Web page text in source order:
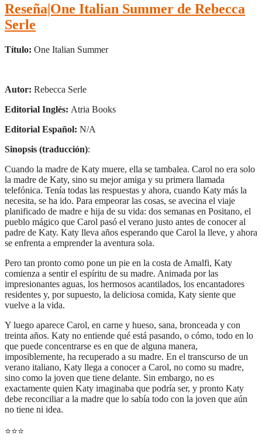
Reseña|One Italian Summer de Rebecca
Serle
Título: One Italian Summer
Autor: Rebecca Serle
Editorial Inglés: Atria Books
Editorial Español: N/A
Sinopsis (traducción):
Cuando la madre de Katy muere, ella se tambalea. Carol no era solo
la madre de Katy, sino su mejor amiga y su primera llamada
telefónica. Tenía todas las respuestas y ahora, cuando Katy más la
necesita, se ha ido. Para empeorar las cosas, se avecina el viaje
planificado de madre e hija de su vida: dos semanas en Positano, el
pueblo mágico que Carol pasó el verano justo antes de conocer al
padre de Katy. Katy lleva años esperando que Carol la lleve, y ahora
se enfrenta a emprender la aventura sola.
Pero tan pronto como pone un pie en la costa de Amalfi, Katy
comienza a sentir el espíritu de su madre. Animada por las
impresionantes aguas, los hermosos acantilados, los encantadores
residentes y, por supuesto, la deliciosa comida, Katy siente que
vuelve a la vida.
Y luego aparece Carol, en carne y hueso, sana, bronceada y con
treinta años. Katy no entiende qué está pasando, o cómo, todo en lo
que puede concentrarse es en que de alguna manera,
imposiblemente, ha recuperado a su madre. En el transcurso de un
verano italiano, Katy llega a conocer a Carol, no como su madre,
sino como la joven que tiene delante. Sin embargo, no es
exactamente quien Katy imaginaba que podría ser, y pronto Katy
debe reconciliar a la madre que lo sabía todo con la joven que aún
no tiene ni idea.
⭐⭐⭐